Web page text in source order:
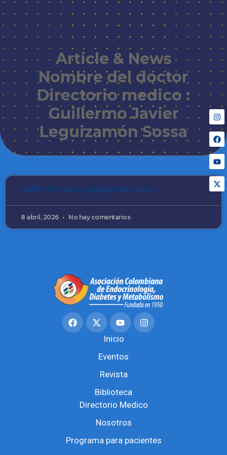
Article & News
Nombre del doctor
Directorio medico :
Guillermo Javier
Leguizamón Sossa
Guillermo Javier Leguizamón Sossa
8 abril, 2026 No hay comentarios
Inicio
Eventos
Revista
Biblioteca
Directorio Medico
Nosotros
Programa para pacientes